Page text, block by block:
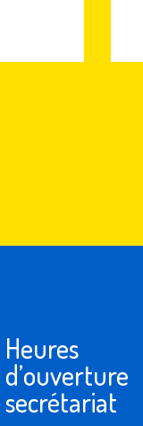
Heures
d’ouverture
secrétariat